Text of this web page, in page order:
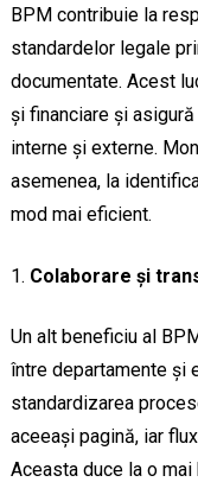
BPM contribuie la
standardelor legale
documentate. Acest
și financiare și
interne și externe.
asemenea, la
mod mai eficient.
Colaborare și
Un alt beneficiu al
între departamente și
standardizarea
aceeași pagină, iar
Aceasta duce la o